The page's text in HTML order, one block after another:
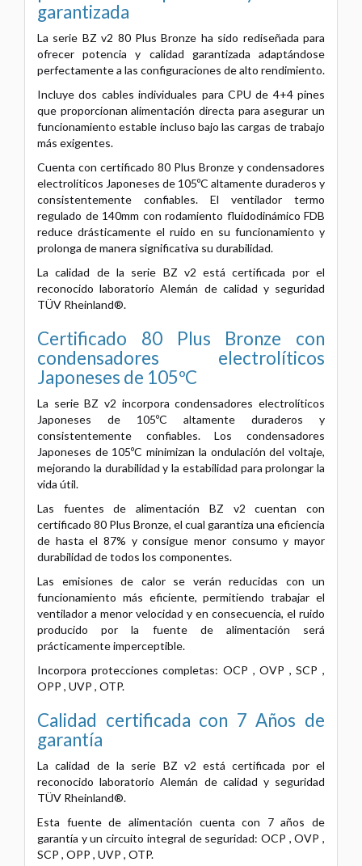
garantizada
La serie BZ v2 80 Plus Bronze ha sido rediseñada para
ofrecer potencia y calidad garantizada adaptándose
perfectamente a las configuraciones de alto rendimiento.
Incluye dos cables individuales para CPU de 4+4 pines
que proporcionan alimentación directa para asegurar un
funcionamiento estable incluso bajo las cargas de trabajo
más exigentes.
Cuenta con certificado 80 Plus Bronze y condensadores
electrolíticos Japoneses de 105ºC altamente duraderos y
consistentemente confiables. El ventilador termo
regulado de 140mm con rodamiento fluidodinámico FDB
reduce drásticamente el ruido en su funcionamiento y
prolonga de manera significativa su durabilidad.
La calidad de la serie BZ v2 está certificada por el
reconocido laboratorio Alemán de calidad y seguridad
TÜV Rheinland®.
Certificado 80 Plus Bronze con
condensadores electrolíticos
Japoneses de 105ºC
La serie BZ v2 incorpora condensadores electrolíticos
Japoneses de 105ºC altamente duraderos y
consistentemente confiables. Los condensadores
Japoneses de 105ºC minimizan la ondulación del voltaje,
mejorando la durabilidad y la estabilidad para prolongar la
vida útil.
Las fuentes de alimentación BZ v2 cuentan con
certificado 80 Plus Bronze, el cual garantiza una eficiencia
de hasta el 87% y consigue menor consumo y mayor
durabilidad de todos los componentes.
Las emisiones de calor se verán reducidas con un
funcionamiento más eficiente, permitiendo trabajar el
ventilador a menor velocidad y en consecuencia, el ruido
producido por la fuente de alimentación será
prácticamente imperceptible.
Incorpora protecciones completas: OCP , OVP , SCP ,
OPP , UVP , OTP.
Calidad certificada con 7 Años de
garantía
La calidad de la serie BZ v2 está certificada por el
reconocido laboratorio Alemán de calidad y seguridad
TÜV Rheinland®.
Esta fuente de alimentación cuenta con 7 años de
garantía y un circuito integral de seguridad: OCP , OVP ,
SCP , OPP , UVP , OTP.